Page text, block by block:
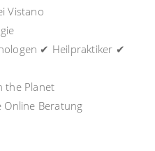
Vistano
✔ Heilpraktiker ✔
the Planet
Online Beratung